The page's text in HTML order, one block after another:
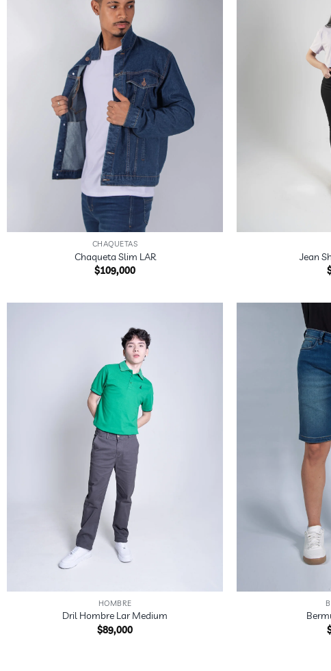
CHAQUETAS
Chaqueta Slim LAR
$109,000
Jean
HOMBRE
Dril Hombre Lar Medium
$89,000